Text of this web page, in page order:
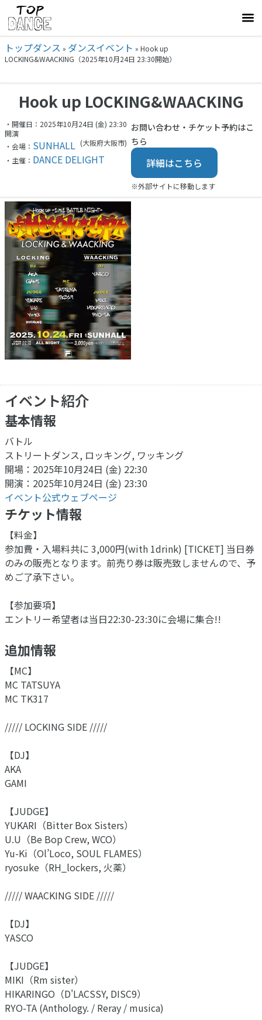
トップダンス » ダンスイベント » Hook up
LOCKING&WAACKING（2025年10月24日 23:30開始）
Hook up LOCKING&WAACKING
・開催日：2025年10月24日 (金) 23:30
開演
・会場： SUNHALL (大阪府大阪市)
・主催： DANCE DELIGHT
お問い合わせ・チケット予約はこ
ちら
詳細はこちら
※外部サイトに移動します
イベント紹介
基本情報
バトル
ストリートダンス, ロッキング, ワッキング
開場：2025年10月24日 (金) 22:30
開演：2025年10月24日 (金) 23:30
イベント公式ウェブページ
チケット情報
【料金】
参加費・入場料共に 3,000円(with 1drink) [TICKET] 当日券
のみの販売となります。前売り券は販売致しませんので、予
めご了承下さい。
【参加要項】
エントリー希望者は当日22:30-23:30に会場に集合!!
追加情報
【MC】
MC TATSUYA
MC TK317
///// LOCKING SIDE /////
【DJ】
AKA
GAMI
【JUDGE】
YUKARI（Bitter Box Sisters）
U.U（Be Bop Crew, WCO）
Yu-Ki（Ol’Loco, SOUL FLAMES）
ryosuke（RH_lockers, 火薬）
///// WAACKING SIDE /////
【DJ】
YASCO
【JUDGE】
MIKI（Rm sister）
HIKARINGO（D'LACSSY, DISC9）
RYO-TA (Anthology. / Reray / musica)